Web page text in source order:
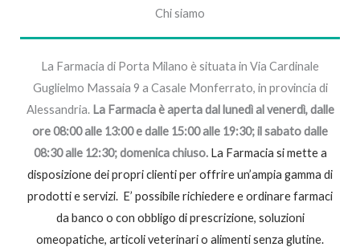
Chi siamo
La Farmacia di Porta Milano è situata in Via Cardinale
Guglielmo Massaia 9 a Casale Monferrato, in provincia di
Alessandria. La Farmacia è aperta dal lunedì al venerdì, dalle
ore 08:00 alle 13:00 e dalle 15:00 alle 19:30; il sabato dalle
08:30 alle 12:30; domenica chiuso. La Farmacia si mette a
disposizione dei propri clienti per offrire un’ampia gamma di
prodotti e servizi. E’ possibile richiedere e ordinare farmaci
da banco o con obbligo di prescrizione, soluzioni
omeopatiche, articoli veterinari o alimenti senza glutine.